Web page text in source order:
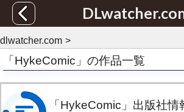
dlwatcher.com
「HykeComic」の作品一覧
「HykeComic」出版社情